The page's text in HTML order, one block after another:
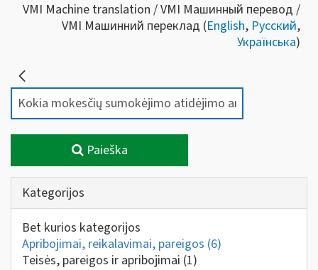
VMI Machine translation / VMI Машинный перевод /
VMI Машинний переклад (English, Русский,
Українська)
Paieška
Kategorijos
Bet kurios kategorijos
Apribojimai, reikalavimai, pareigos (6)
Teisės, pareigos ir apribojimai (1)